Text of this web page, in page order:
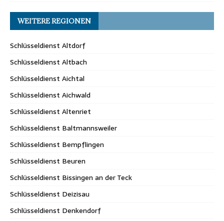
WEITERE REGIONEN
Schlüsseldienst Altdorf
Schlüsseldienst Altbach
Schlüsseldienst Aichtal
Schlüsseldienst Aichwald
Schlüsseldienst Altenriet
Schlüsseldienst Baltmannsweiler
Schlüsseldienst Bempflingen
Schlüsseldienst Beuren
Schlüsseldienst Bissingen an der Teck
Schlüsseldienst Deizisau
Schlüsseldienst Denkendorf